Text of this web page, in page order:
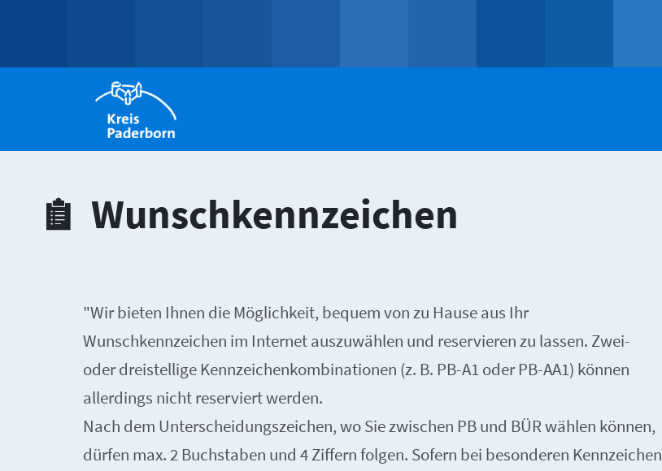
Wunschkennzeichen
"Wir bieten Ihnen die Möglichkeit, bequem von zu Hause aus Ihr
Wunschkennzeichen im Internet auszuwählen und reservieren zu lassen. Zwei-
oder dreistellige Kennzeichenkombinationen (z. B. PB-A1 oder PB-AA1) können
allerdings nicht reserviert werden.
Nach dem Unterscheidungszeichen, wo Sie zwischen PB und BÜR wählen können,
dürfen max. 2 Buchstaben und 4 Ziffern folgen. Sofern bei besonderen Kennzeichen